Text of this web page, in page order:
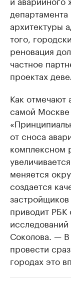
департамента
архитектуры
того,
реновация
частное
проектах
Как отмечают
самой Москве
от сноса
комплексном
меняется
создается
приводит РБК
Соколова. —
провести
городах это